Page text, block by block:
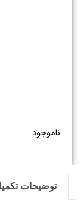
ناموجود
توضیحات